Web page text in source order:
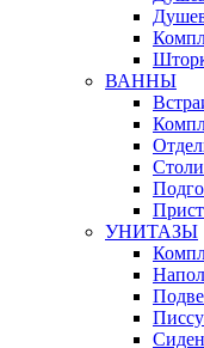
ВАННЫ
УНИТАЗЫ